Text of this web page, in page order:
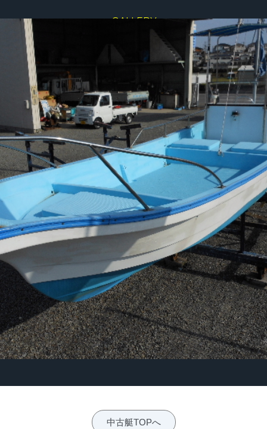
GALLERY
中古艇TOPへ